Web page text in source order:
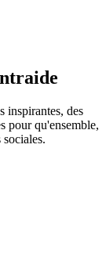
inspirantes, des
pour qu'ensemble,